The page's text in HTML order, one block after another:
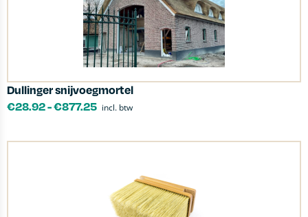
Dullinger snijvoegmortel
€28.92-€877.25 incl. btw